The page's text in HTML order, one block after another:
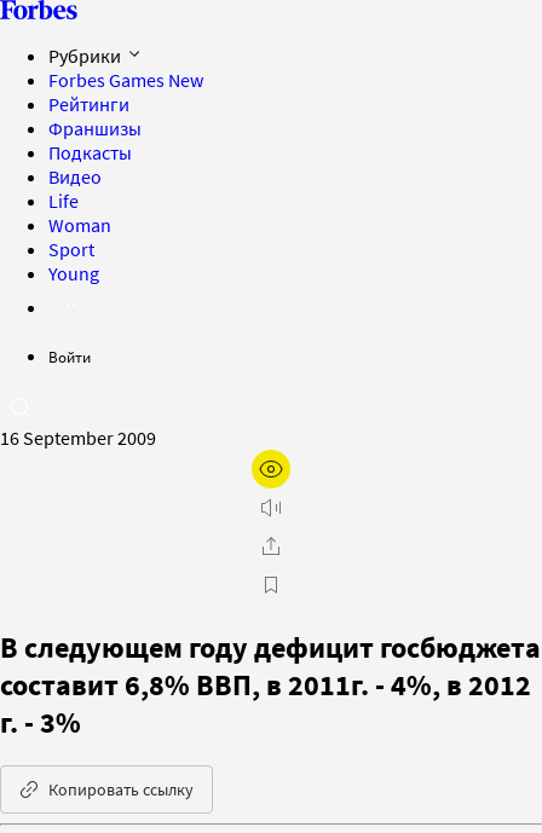
Рубрики
Forbes Games New
Рейтинги
Франшизы
Подкасты
Видео
Life
Woman
Sport
Young
Войти
16 September 2009
В следующем году дефицит госбюджета
составит 6,8% ВВП, в 2011г. - 4%, в 2012
г. - 3%
Копировать ссылку